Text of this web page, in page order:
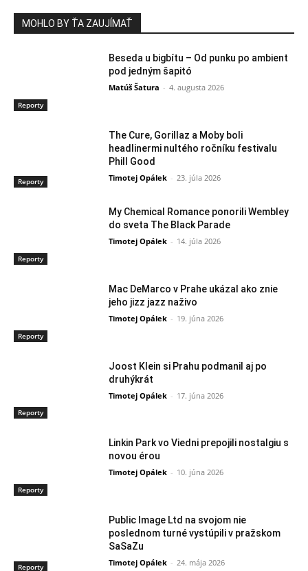
MOHLO BY ŤA ZAUJÍMAŤ
Reporty
Beseda u bigbítu – Od punku po ambient
pod jedným šapitó
Matúš Šatura - 4. augusta 2026
Reporty
The Cure, Gorillaz a Moby boli
headlinermi nultého ročníku festivalu
Phill Good
Timotej Opálek - 23. júla 2026
Reporty
My Chemical Romance ponorili Wembley
do sveta The Black Parade
Timotej Opálek - 14. júla 2026
Reporty
Mac DeMarco v Prahe ukázal ako znie
jeho jizz jazz naživo
Timotej Opálek - 19. júna 2026
Reporty
Joost Klein si Prahu podmanil aj po
druhýkrát
Timotej Opálek - 17. júna 2026
Reporty
Linkin Park vo Viedni prepojili nostalgiu s
novou érou
Timotej Opálek - 10. júna 2026
Reporty
Public Image Ltd na svojom nie
poslednom turné vystúpili v pražskom
SaSaZu
Timotej Opálek - 24. mája 2026